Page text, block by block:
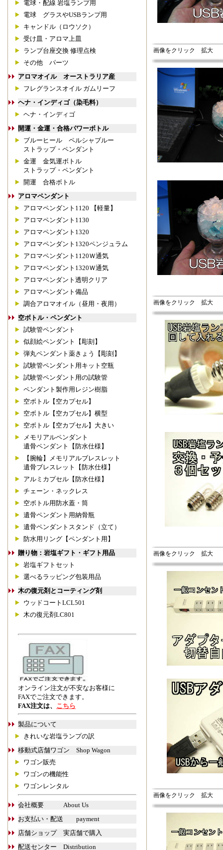
電球・配線 岩塩ランプ用
電球 グラスやUSBランプ用
キャンドル（ロウソク）
受け皿・アロマ上皿
ランプ台座交換 修理点検
その他 パーツ
アロマオイル オーストラリア産
フレグランスオイル ガムリーフ
ヘナ・インディゴ（染毛料）
ヘナ・インディゴ
開運・金運・合格パワーボトル
ブルーヒール ペルシャブルー
ストラップ・ペンダント
金運 金気運ボトル
ストラップ・ペンダント
開運 合格ボトル
アロマペンダント
アロマペンダント1120 【軽量】
アロマペンダント1130
アロマペンダント1320
アロマペンダント1320ペンジュラム
アロマペンダント1120Ｗ通気
アロマペンダント1320Ｗ通気
アロマペンダント透明クリア
アロマペンダント備品
調合アロマオイル（昼用・夜用）
空ボトル・ペンダント
試験管ペンダント
似顔絵ペンダント【彫刻】
弾丸ペンダント薬きょう【彫刻】
試験管ペンダント用キット空瓶
試験管ペンダント用の試験管
ペンダント製作用レジン樹脂
空ボトル【空カプセル】
空ボトル【空カプセル】横型
空ボトル【空カプセル】大きい
メモリアルペンダント
遺骨ペンダント【防水仕様】
【腕輪】メモリアルブレスレット
遺骨ブレスレット【防水仕様】
アルミカプセル【防水仕様】
チェーン・ネックレス
空ボトル用防水蓋・筒
遺骨ペンダント用納骨瓶
遺骨ペンダントスタンド（立て）
防水用リング【ペンダント用】
贈り物：岩塩ギフト・ギフト用品
岩塩ギフトセット
選べるラッピング包装用品
木の復元剤とコーティング剤
ウッドコートLCL501
木の復元剤LC801
オンライン注文が不安なお客様に
FAXでご注文できます。
FAX注文は、 こちら
製品について
きれいな岩塩ランプの訳
移動式店舗ワゴン Shop Wagon
ワゴン販売
ワゴンの機能性
ワゴンレンタル
会社概要 About Us
お支払い・配送 payment
店舗ショップ 実店舗で購入
配送センター Distribution
画像をクリック 拡大
画像をクリック 拡大
画像をクリック 拡大
画像をクリック 拡大